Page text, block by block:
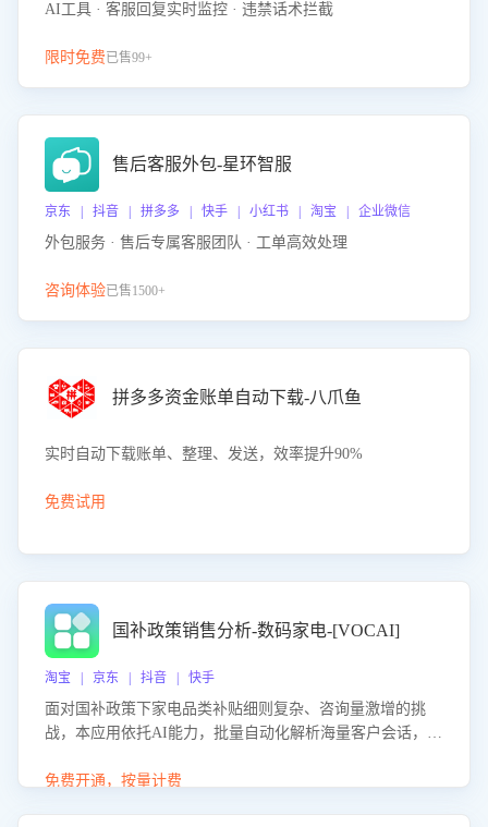
AI工具 · 客服回复实时监控 · 违禁话术拦截
限时免费已售99+
售后客服外包-星环智服
京东 | 抖音 | 拼多多 | 快手 | 小红书 | 淘宝 | 企业微信
外包服务 · 售后专属客服团队 · 工单高效处理
咨询体验已售1500+
拼多多资金账单自动下载-八爪鱼
实时自动下载账单、整理、发送，效率提升90%
免费试用
国补政策销售分析-数码家电-[VOCAI]
淘宝 | 京东 | 抖音 | 快手
面对国补政策下家电品类补贴细则复杂、咨询量激增的挑
战，本应用依托AI能力，批量自动化解析海量客户会话，精
购买意向，深度洞察决策动因。同时全面评估客服团队政策
免费开通，按量计费